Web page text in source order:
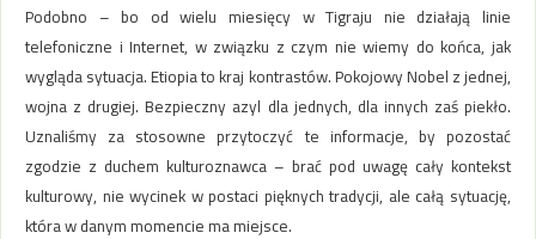
Podobno – bo od wielu miesięcy w Tigraju nie działają linie
telefoniczne i Internet, w związku z czym nie wiemy do końca, jak
wygląda sytuacja. Etiopia to kraj kontrastów. Pokojowy Nobel z jednej,
wojna z drugiej. Bezpieczny azyl dla jednych, dla innych zaś piekło.
Uznaliśmy za stosowne przytoczyć te informacje, by pozostać
zgodzie z duchem kulturoznawca – brać pod uwagę cały kontekst
kulturowy, nie wycinek w postaci pięknych tradycji, ale całą sytuację,
która w danym momencie ma miejsce.